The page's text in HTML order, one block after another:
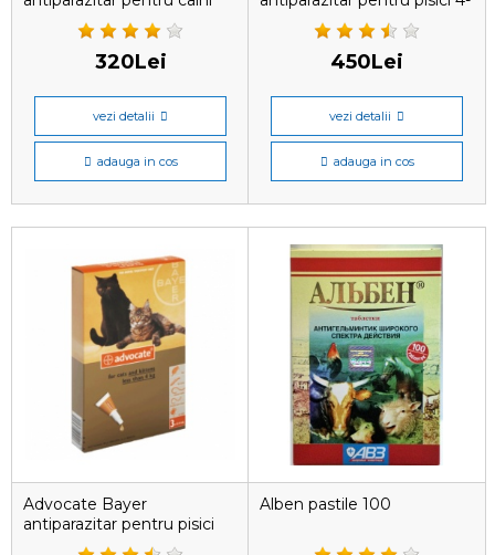
sub 4 kg, 1 pipetă
320Lei
vezi detalii
adauga in cos
8 kg, 1 pipetă
450Lei
vezi detalii
adauga in cos
Advocate Bayer
antiparazitar pentru pisici
sub 4 kg, 1 pipetă
Alben pastile 100